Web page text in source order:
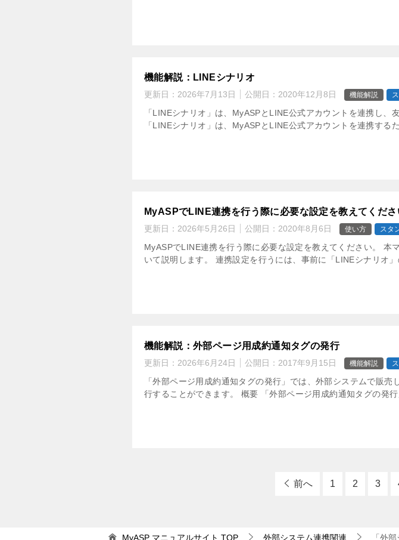
機能解説：LINEシナリオ
更新日： 2026年7月13日 公開日： 2020年12月8日 機能解説
「LINEシナリオ」は、MyASPとLINE公式アカウントを連携し
「LINEシナリオ」は、MyASPとLINE公式アカウントを連携する
MyASPでLINE連携を行う際に必要な設定を教えてくださ
更新日： 2026年5月26日 公開日： 2020年8月6日 使い方 スタ
MyASPでLINE連携を行う際に必要な設定を教えてください。
いて説明します。 連携設定を行うには、事前に「LINEシナリオ
機能解説：外部ページ用成約通知タグの発行
更新日： 2026年6月24日 公開日： 2017年9月15日 機能解説
「外部ページ用成約通知タグの発行」では、外部システムで販
行することができます。 概要 「外部ページ用成約通知タグの発
前へ 1 2 3
MyASP マニュアルサイト TOP 外部システム連携関連 「外